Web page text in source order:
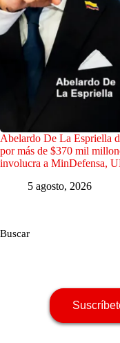
Abelardo De La Espriella
por más de $370 mil
involucra a MinDefensa,
5 agosto, 2026
Buscar